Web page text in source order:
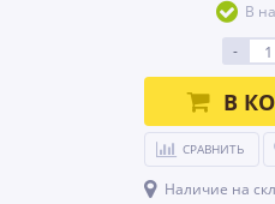
В
-
В
СРАВНИТЬ
Наличие на